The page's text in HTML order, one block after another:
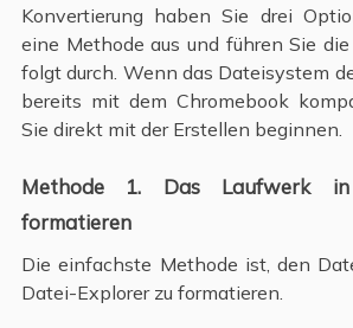
Konvertierung haben Sie drei
eine Methode aus und führen Sie
folgt durch. Wenn das Dateisystem
bereits mit dem Chromebook
Sie direkt mit der Erstellen beginnen.
Methode 1. Das Laufwerk in
formatieren
Die einfachste Methode ist, den
Datei-Explorer zu formatieren.